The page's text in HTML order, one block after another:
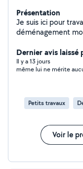
Présentation
Je suis ici pour
déménagement
Dernier avis laissé
Il y a 13 jours
même lui ne mérite
Petits travaux
Voir le